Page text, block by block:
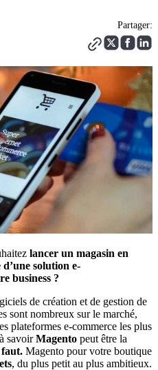
Partager:
lancer un magasin en
solution e-
business ?
de création et de gestion de
sont nombreux sur le marché,
plateformes e-commerce les plus
savoirMagento peut être la
faut. Magento pour votre boutique
, du plus petit au plus ambitieux.